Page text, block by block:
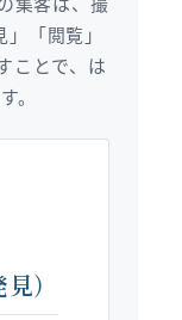
「閲覧」
ことで、は
。
）